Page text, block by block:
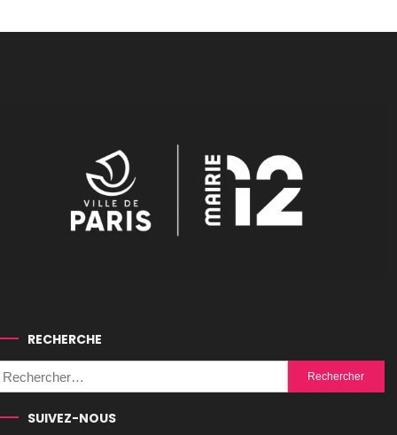
RECHERCHE
Rechercher :
SUIVEZ-NOUS